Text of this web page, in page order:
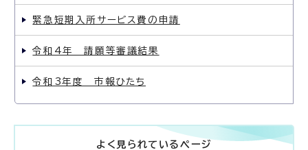
緊急短期入所サービス費の申請
令和4年 請願等審議結果
令和3年度 市報ひたち
よく見られているページ